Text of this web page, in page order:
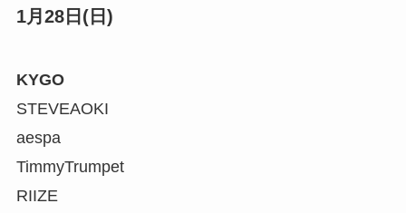
1月28日(日)
KYGO
STEVEAOKI
aespa
TimmyTrumpet
RIIZE